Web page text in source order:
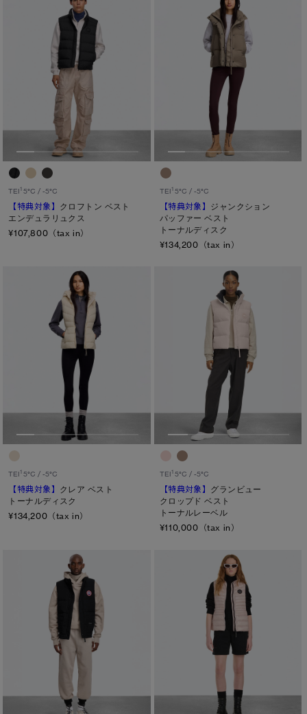
TEI1 5°C / -5°C
【特典対象】 クロフトン ベスト
エンデュラリュクス
¥107,800（tax in）
TEI15°C / -5°C
【特典対象】 ジャンクション
パッファー ベスト
トーナルディスク
¥134,200（tax in）
TEI1 5°C / -5°C
【特典対象】 クレア ベスト
トーナルディスク
¥134,200（tax in）
TEI15°C / -5°C
【特典対象】 グランビュー
クロップド ベスト
トーナルレーベル
¥110,000（tax in）